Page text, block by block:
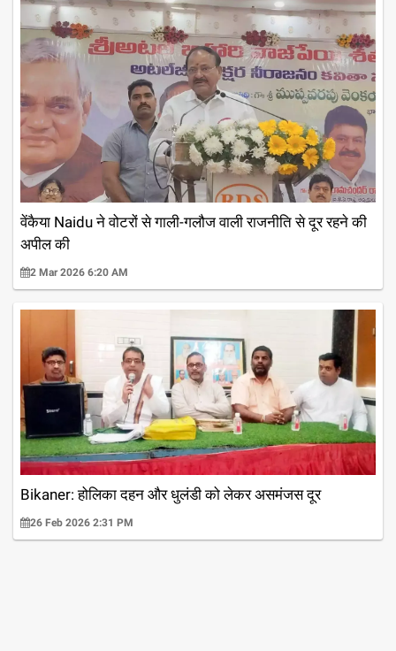
वेंकैया Naidu ने वोटरों से गाली-गलौज वाली राजनीति से दूर रहने की
अपील की
2 Mar 2026 6:20 AM
Bikaner: होलिका दहन और धुलंडी को लेकर असमंजस दूर
26 Feb 2026 2:31 PM